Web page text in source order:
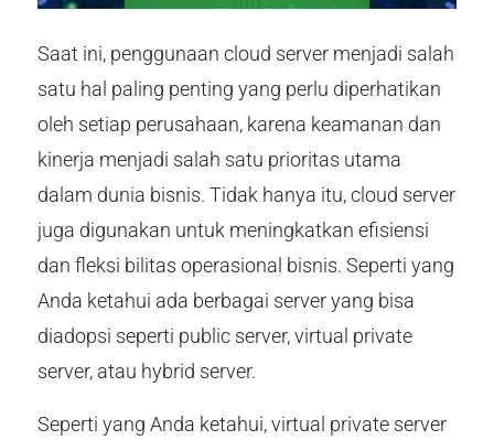
Saat ini, penggunaan cloud server menjadi salah
satu hal paling penting yang perlu diperhatikan
oleh setiap perusahaan, karena keamanan dan
kinerja menjadi salah satu prioritas utama
dalam dunia bisnis. Tidak hanya itu, cloud server
juga digunakan untuk meningkatkan efisiensi
dan fleksi bilitas operasional bisnis. Seperti yang
Anda ketahui ada berbagai server yang bisa
diadopsi seperti public server, virtual private
server, atau hybrid server.
Seperti yang Anda ketahui, virtual private server